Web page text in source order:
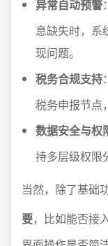
异常自动预警
息缺失时，系
现问题。
税务合规支持
税务申报节点
数据安全与权
持多层级权限
当然，除了基础
要，比如能否接